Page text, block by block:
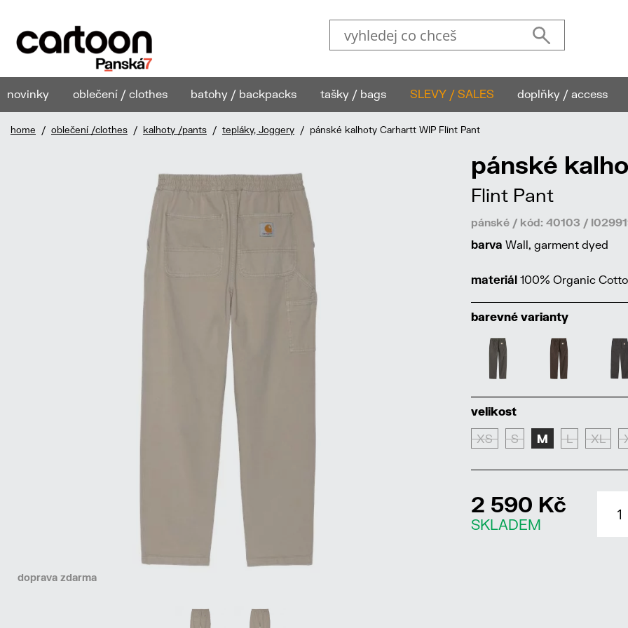
novinky oblečení / clothes batohy / backpacks tašky / bags SLEVY / SALES doplňky / access
home / oblečení /clothes / kalhoty /pants / tepláky, Joggery / pánské kalhoty Carhartt WIP Flint Pant
doprava zdarma
pánské
Flint Pant
pánské / kód: 40103 /
barva Wall, garment dyed
materiál 100% Organic
barevné varianty
velikost
XS S M L XL
2 590 Kč
SKLADEM